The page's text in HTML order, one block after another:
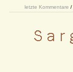
letzte Kommentare /